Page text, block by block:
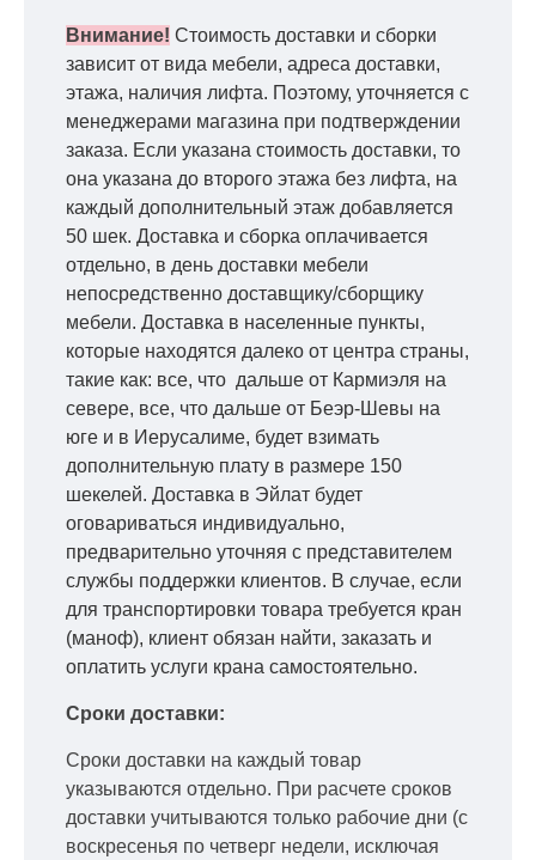
Внимание! Стоимость доставки и сборки
зависит от вида мебели, адреса доставки,
этажа, наличия лифта. Поэтому, уточняется с
менеджерами магазина при подтверждении
заказа. Если указана стоимость доставки, то
она указана до второго этажа без лифта, на
каждый дополнительный этаж добавляется
50 шек. Доставка и сборка оплачивается
отдельно, в день доставки мебели
непосредственно доставщику/сборщику
мебели. Доставка в населенные пункты,
которые находятся далеко от центра страны,
такие как: все, что дальше от Кармиэля на
севере, все, что дальше от Беэр-Шевы на
юге и в Иерусалиме, будет взимать
дополнительную плату в размере 150
шекелей. Доставка в Эйлат будет
оговариваться индивидуально,
предварительно уточняя с представителем
службы поддержки клиентов. В случае, если
для транспортировки товара требуется кран
(маноф), клиент обязан найти, заказать и
оплатить услуги крана самостоятельно.
Сроки доставки:
Сроки доставки на каждый товар
указываются отдельно. При расчете сроков
доставки учитываются только рабочие дни (с
воскресенья по четверг недели, исключая